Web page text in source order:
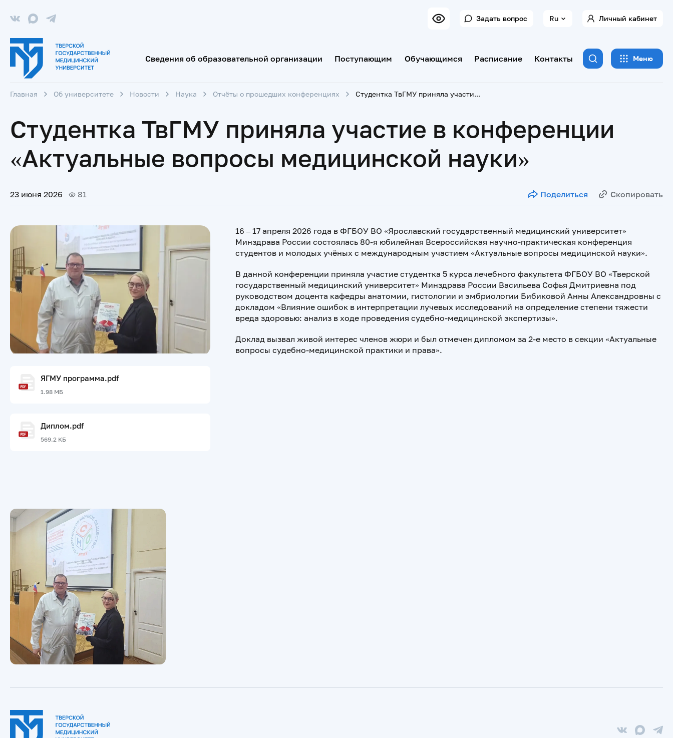
Задать вопрос Ru Личный кабинет
Сведения об образовательной организации Поступающим Обучающимся Расписание Контакты Меню
Главная Об университете Новости Наука Отчёты о прошедших конференциях Студентка ТвГМУ приняла участие в конференции «Актуальные вопросы медицинской науки»
Студентка ТвГМУ приняла участие в конференции
«Актуальные вопросы медицинской науки»
23 июня 2026 81 Поделиться Скопировать
ЯГМУ программа.pdf
1.98 МБ
Диплом.pdf
569.2 КБ
16 – 17 апреля 2026 года в ФГБОУ ВО «Ярославский государственный медицинский университет»
Минздрава России состоялась 80-я юбилейная Всероссийская научно-практическая конференция
студентов и молодых учёных с международным участием «Актуальные вопросы медицинской науки».
В данной конференции приняла участие студентка 5 курса лечебного факультета ФГБОУ ВО «Тверской
государственный медицинский университет» Минздрава России Васильева Софья Дмитриевна под
руководством доцента кафедры анатомии, гистологии и эмбриологии Бибиковой Анны Александровны с
докладом «Влияние ошибок в интерпретации лучевых исследований на определение степени тяжести
вреда здоровью: анализ в ходе проведения судебно-медицинской экспертизы».
Доклад вызвал живой интерес членов жюри и был отмечен дипломом за 2-е место в секции «Актуальные
вопросы судебно-медицинской практики и права».